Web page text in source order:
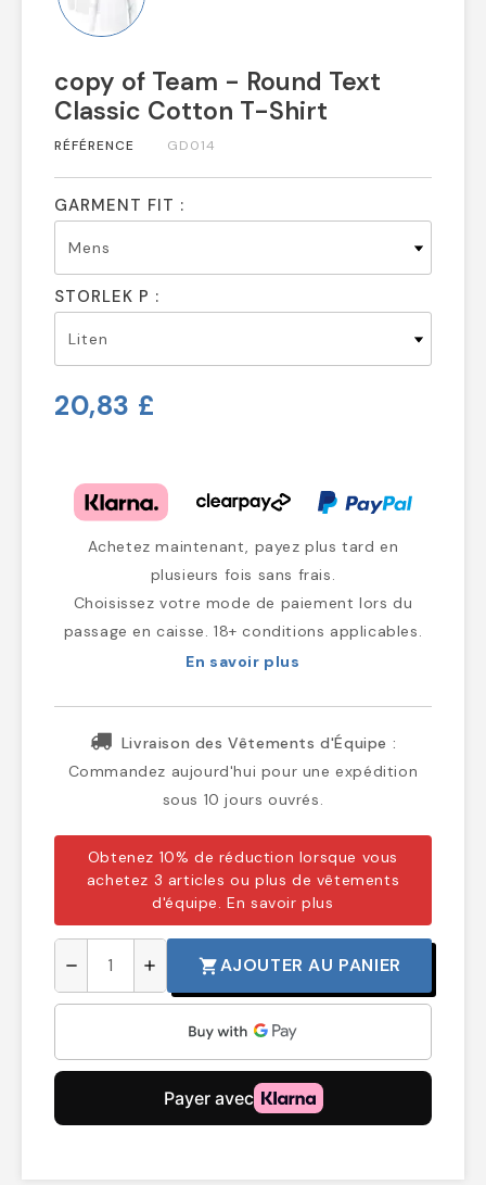
copy of Team - Round Text
Classic Cotton T-Shirt
RÉFÉRENCE GD014
GARMENT FIT :
STORLEK P :
20,83 £
Achetez maintenant, payez plus tard en
plusieurs fois sans frais.
Choisissez votre mode de paiement lors du
passage en caisse. 18+ conditions applicables.
En savoir plus
Livraison des Vêtements d'Équipe :
Commandez aujourd'hui pour une expédition
sous 10 jours ouvrés.
Obtenez 10% de réduction lorsque vous
achetez 3 articles ou plus de vêtements
d'équipe.En savoir plus
remove add shopping_cartAJOUTER AU PANIER